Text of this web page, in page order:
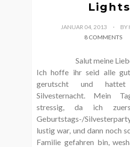
Lights
JANUAR 04, 2013
BY
8 COMMENTS
Salut meine
Ich hoffe ihr seid alle
gerutscht und
Silvesternacht. Mein
stressig, da ich
Geburtstags-/
lustig war, und dann noch
Familie gefahren bin,